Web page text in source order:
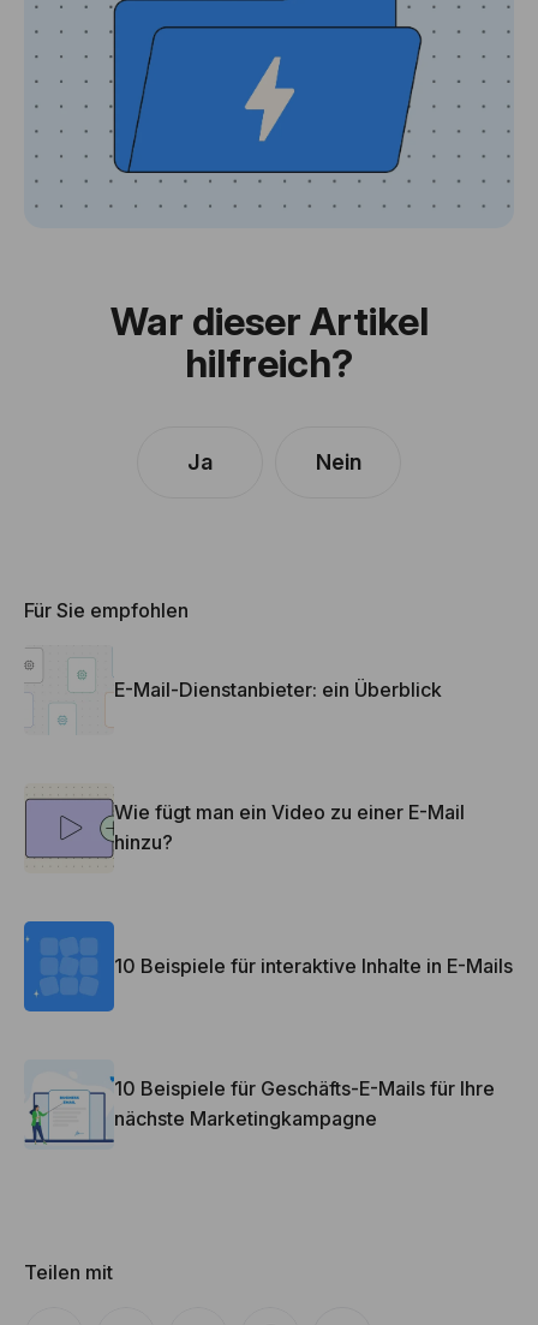
War dieser Artikel
hilfreich?
Ja Nein
Für Sie empfohlen
E-Mail-Dienstanbieter: ein Überblick
Wie fügt man ein Video zu einer E-Mail
hinzu?
10 Beispiele für interaktive Inhalte in E-Mails
10 Beispiele für Geschäfts-E-Mails für Ihre
nächste Marketingkampagne
Teilen mit